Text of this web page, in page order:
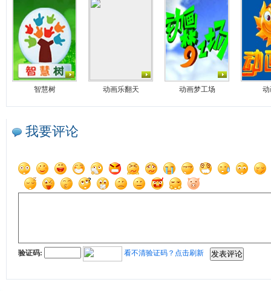
智慧树 动画乐翻天 动画梦工场 动
我要评论
验证码: 看不清验证码？点击刷新